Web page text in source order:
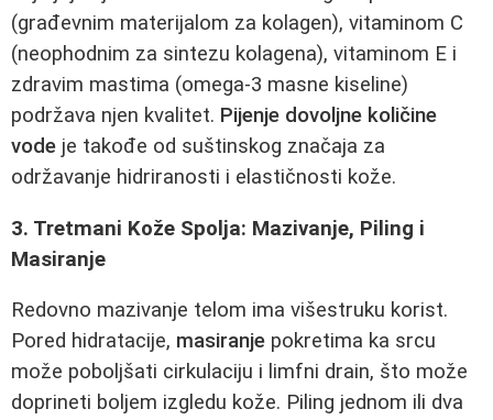
(građevnim materijalom za kolagen), vitaminom C
(neophodnim za sintezu kolagena), vitaminom E i
zdravim mastima (omega-3 masne kiseline)
podržava njen kvalitet. Pijenje dovoljne količine
vode je takođe od suštinskog značaja za
održavanje hidriranosti i elastičnosti kože.
3. Tretmani Kože Spolja: Mazivanje, Piling i
Masiranje
Redovno mazivanje telom ima višestruku korist.
Pored hidratacije, masiranje pokretima ka srcu
može poboljšati cirkulaciju i limfni drain, što može
doprineti boljem izgledu kože. Piling jednom ili dva